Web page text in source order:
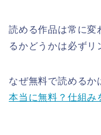
読める作品は常に変
るかどうかは必ずリ
なぜ無料で読めるか
本当に無料？仕組み